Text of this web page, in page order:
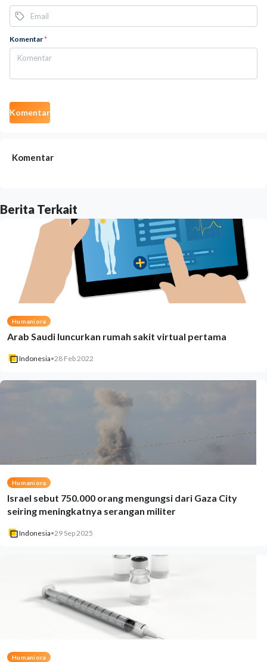
Komentar*
Komentar
Komentar
Berita Terkait
Humaniora
Arab Saudi luncurkan rumah sakit virtual pertama
Indonesia•28 Feb 2022
Humaniora
Israel sebut 750.000 orang mengungsi dari Gaza City
seiring meningkatnya serangan militer
Indonesia•29 Sep 2025
Humaniora